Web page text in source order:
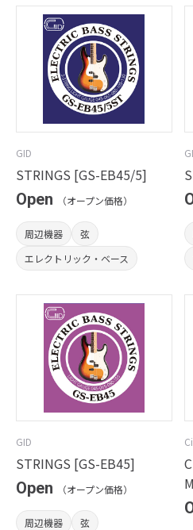
GID
STRINGS [GS-EB45/5]
Open
（オープン価格）
周辺機器
弦
エレクトリック・ベース
GID
STRINGS [GS-EB45]
Open
（オープン価格）
周辺機器
弦